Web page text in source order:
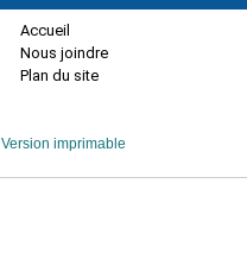
Accueil
Nous joindre
Plan du site
Version imprimable